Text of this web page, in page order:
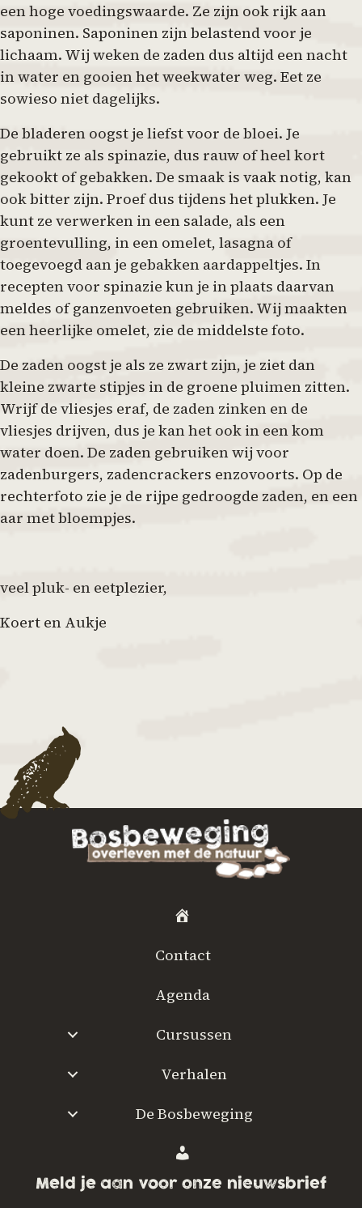
een hoge voedingswaarde. Ze zijn ook rijk aan
saponinen. Saponinen zijn belastend voor je
lichaam. Wij weken de zaden dus altijd een nacht
in water en gooien het weekwater weg. Eet ze
sowieso niet dagelijks.
De bladeren oogst je liefst voor de bloei. Je
gebruikt ze als spinazie, dus rauw of heel kort
gekookt of gebakken. De smaak is vaak notig, kan
ook bitter zijn. Proef dus tijdens het plukken. Je
kunt ze verwerken in een salade, als een
groentevulling, in een omelet, lasagna of
toegevoegd aan je gebakken aardappeltjes. In
recepten voor spinazie kun je in plaats daarvan
meldes of ganzenvoeten gebruiken. Wij maakten
een heerlijke omelet, zie de middelste foto.
De zaden oogst je als ze zwart zijn, je ziet dan
kleine zwarte stipjes in de groene pluimen zitten.
Wrijf de vliesjes eraf, de zaden zinken en de
vliesjes drijven, dus je kan het ook in een kom
water doen. De zaden gebruiken wij voor
zadenburgers, zadencrackers enzovoorts. Op de
rechterfoto zie je de rijpe gedroogde zaden, en een
aar met bloempjes.
veel pluk- en eetplezier,
Koert en Aukje
m
Contact
Agenda
Cursussen
Verhalen
De Bosbeweging
a
Meld je aan voor onze nieuwsbrief